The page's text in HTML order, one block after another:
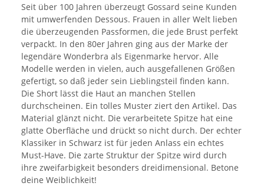
Seit über 100 Jahren überzeugt Gossard seine Kunden
mit umwerfenden Dessous. Frauen in aller Welt lieben
die überzeugenden Passformen, die jede Brust perfekt
verpackt. In den 80er Jahren ging aus der Marke der
legendäre Wonderbra als Eigenmarke hervor. Alle
Modelle werden in vielen, auch ausgefallenen Größen
gefertigt, so daß jeder sein Lieblingsteil finden kann.
Die Short lässt die Haut an manchen Stellen
durchscheinen. Ein tolles Muster ziert den Artikel. Das
Material glänzt nicht. Die verarbeitete Spitze hat eine
glatte Oberfläche und drückt so nicht durch. Der echter
Klassiker in Schwarz ist für jeden Anlass ein echtes
Must-Have. Die zarte Struktur der Spitze wird durch
ihre zweifarbigkeit besonders dreidimensional. Betone
deine Weiblichkeit!